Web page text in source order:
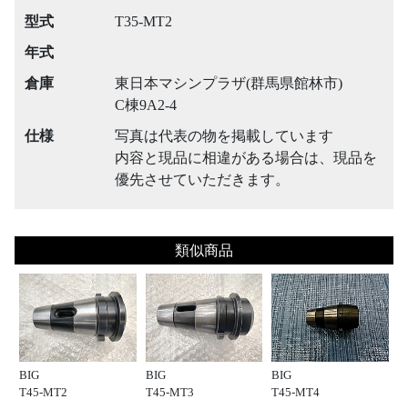
型式
T35-MT2
年式
倉庫
東日本マシンプラザ(群馬県館林市)
C棟9A2-4
仕様
写真は代表の物を掲載しています
内容と現品に相違がある場合は、現品を
優先させていただきます。
類似商品
BIG
T45-MT2
BIG
T45-MT3
BIG
T45-MT4